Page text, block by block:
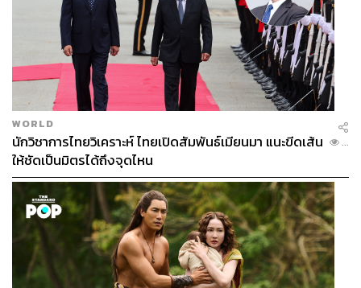
WORLD
นักวิชาการไทยวิเคราะห์ ไทยเปิดสัมพันธ์เมียนมา แนะขีดเส้น
ให้ชัดเป็นมิตรได้ถึงจุดไหน
...